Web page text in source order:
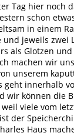
Tag hier noch
schon
in einem
und jeweils zwei
als Glotzen
machen wir
unserem
geht innerhalb
wir können die
viele vom
der
Haus